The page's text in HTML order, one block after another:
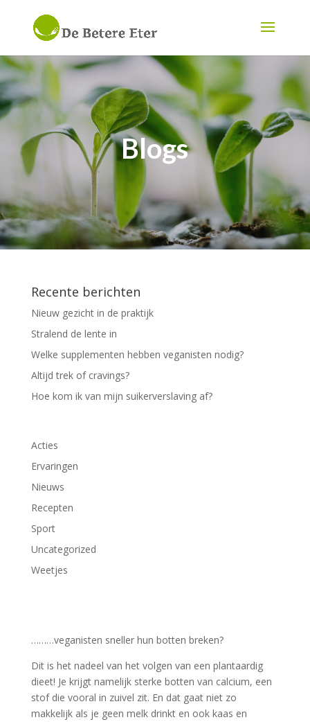
Blogs
Recente berichten
Nieuw gezicht in de praktijk
Stralend de lente in
Welke supplementen hebben veganisten nodig?
Altijd trek of cravings?
Hoe kom ik van mijn suikerverslaving af?
Acties
Ervaringen
Nieuws
Recepten
Sport
Uncategorized
Weetjes
………veganisten sneller hun botten breken?
Dit is het nadeel van het volgen van een plantaardig
dieet! Je krijgt namelijk sterke botten van calcium, een
stof die vooral in zuivel zit. En dat gaat niet zo
makkelijk als je geen melk drinkt en ook kaas en